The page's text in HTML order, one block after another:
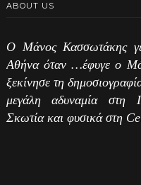
ABOUT US
Ο Μάνος Κασσωτάκης
Αθήνα όταν …έφυγε ο
ξεκίνησε τη
μεγάλη αδυναμία στη
Σκωτία και φυσικά στη